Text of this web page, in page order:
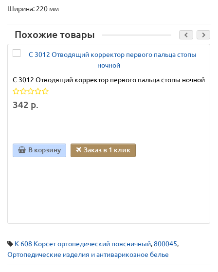
Ширина: 220 мм
Похожие товары
С 3012 Отводящий корректор первого пальца стопы ночной
342 р.
В корзину Заказ в 1 клик
К-608 Корсет ортопедический поясничный,800045,
Ортопедические изделия и антиварикозное белье